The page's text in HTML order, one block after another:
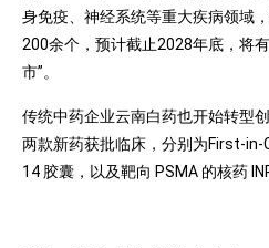
身免疫、神经系统等重大疾病领域
200余个，预计截止2028年底，将
市”。
传统中药企业云南白药也开始转型
两款新药获批临床，分别为First-
14 胶囊，以及靶向 PSMA 的核药